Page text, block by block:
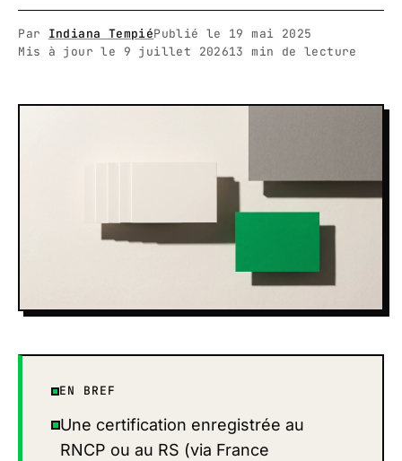
Par Indiana TempiéPublié le 19 mai 2025
Mis à jour le 9 juillet 202613 min de lecture
EN BREF
Une certification enregistrée au
RNCP ou au RS (via France